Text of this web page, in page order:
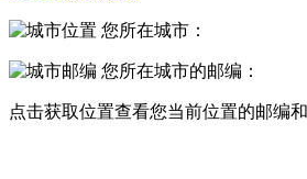
您所在城市：
您所在城市的邮编：
点击获取位置查看您当前位置的邮编